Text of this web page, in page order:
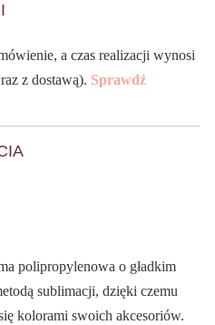
a czas realizacji wynosi
z dostawą). Sprawdź
polipropylenowa o gładkim
sublimacji, dzięki czemu
kolorami swoich akcesoriów.